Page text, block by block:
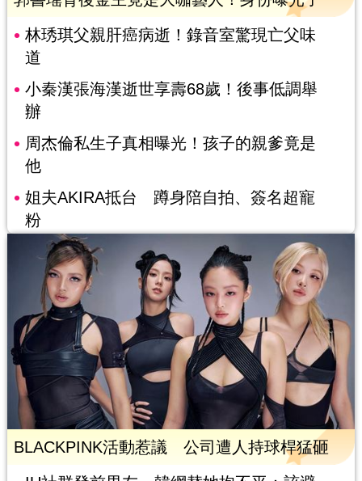
林琇琪父親肝癌病逝！錄音室驚現亡父味
道
小秦漢張海漢逝世享壽68歲！後事低調舉
辦
周杰倫私生子真相曝光！孩子的親爹竟是
他
姐夫AKIRA抵台 蹲身陪自拍、簽名超寵
粉
BLACKPINK活動惹議 公司遭人持球桿猛砸